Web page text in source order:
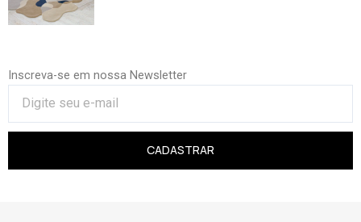
Inscreva-se em nossa Newsletter
CADASTRAR